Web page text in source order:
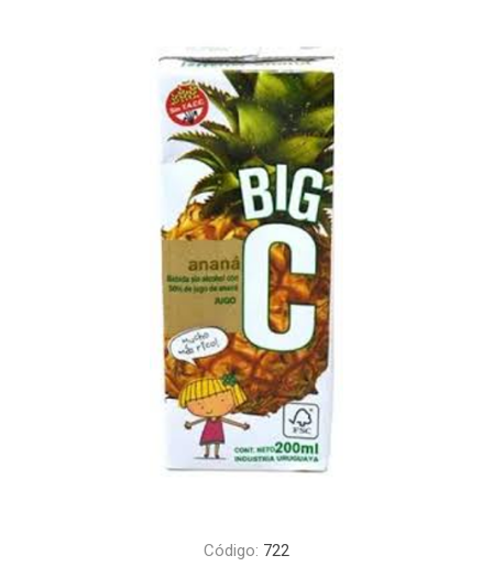
Código: 722